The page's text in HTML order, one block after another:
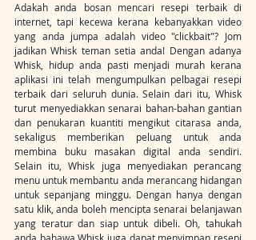
Adakah anda bosan mencari resepi terbaik di
internet, tapi kecewa kerana kebanyakkan video
yang anda jumpa adalah video "clickbait"? Jom
jadikan Whisk teman setia anda! Dengan adanya
Whisk, hidup anda pasti menjadi murah kerana
aplikasi ini telah mengumpulkan pelbagai resepi
terbaik dari seluruh dunia. Selain dari itu, Whisk
turut menyediakkan senarai bahan-bahan gantian
dan penukaran kuantiti mengikut citarasa anda,
sekaligus memberikan peluang untuk anda
membina buku masakan digital anda sendiri.
Selain itu, Whisk juga menyediakan perancang
menu untuk membantu anda merancang hidangan
untuk sepanjang minggu. Dengan hanya dengan
satu klik, anda boleh mencipta senarai belanjawan
yang teratur dan siap untuk dibeli. Oh, tahukah